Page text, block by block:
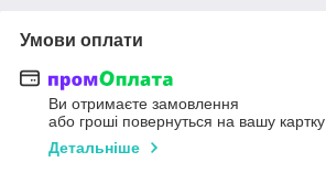
Умови оплати
Ви отримаєте замовлення
або гроші повернуться на вашу картку
Детальніше